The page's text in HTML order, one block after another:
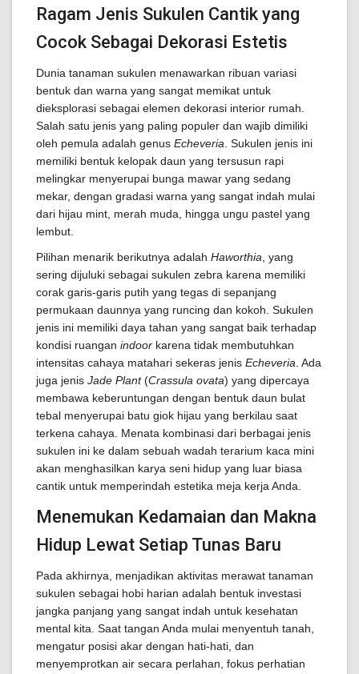
Ragam Jenis Sukulen Cantik yang
Cocok Sebagai Dekorasi Estetis
Dunia tanaman sukulen menawarkan ribuan variasi
bentuk dan warna yang sangat memikat untuk
dieksplorasi sebagai elemen dekorasi interior rumah.
Salah satu jenis yang paling populer dan wajib dimiliki
oleh pemula adalah genus Echeveria . Sukulen jenis ini
memiliki bentuk kelopak daun yang tersusun rapi
melingkar menyerupai bunga mawar yang sedang
mekar, dengan gradasi warna yang sangat indah mulai
dari hijau mint, merah muda, hingga ungu pastel yang
lembut.
Pilihan menarik berikutnya adalah Haworthia , yang
sering dijuluki sebagai sukulen zebra karena memiliki
corak garis-garis putih yang tegas di sepanjang
permukaan daunnya yang runcing dan kokoh. Sukulen
jenis ini memiliki daya tahan yang sangat baik terhadap
kondisi ruangan indoor karena tidak membutuhkan
intensitas cahaya matahari sekeras jenis Echeveria . Ada
juga jenis Jade Plant(Crassula ovata) yang dipercaya
membawa keberuntungan dengan bentuk daun bulat
tebal menyerupai batu giok hijau yang berkilau saat
terkena cahaya. Menata kombinasi dari berbagai jenis
sukulen ini ke dalam sebuah wadah terarium kaca mini
akan menghasilkan karya seni hidup yang luar biasa
cantik untuk memperindah estetika meja kerja Anda.
Menemukan Kedamaian dan Makna
Hidup Lewat Setiap Tunas Baru
Pada akhirnya, menjadikan aktivitas merawat tanaman
sukulen sebagai hobi harian adalah bentuk investasi
jangka panjang yang sangat indah untuk kesehatan
mental kita. Saat tangan Anda mulai menyentuh tanah,
mengatur posisi akar dengan hati-hati, dan
menyemprotkan air secara perlahan, fokus perhatian